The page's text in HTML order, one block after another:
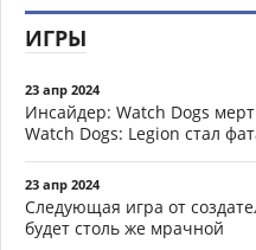
ИГРЫ
23 апр 2024
Инсайдер: Watch Dogs
Watch Dogs: Legion стал
23 апр 2024
Следующая игра от
будет столь же мрачной